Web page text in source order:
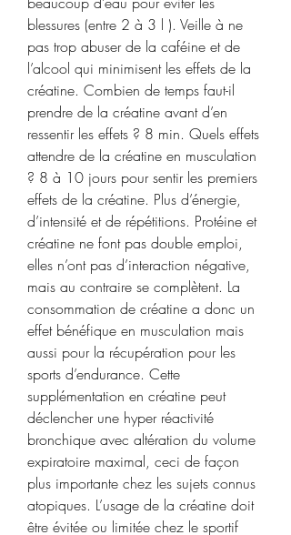
blessures (entre 2 à 3 l ). Veille à ne
pas trop abuser de la caféine et de
l’alcool qui minimisent les effets de la
créatine. Combien de temps faut-il
prendre de la créatine avant d’en
ressentir les effets ? 8 min. Quels effets
attendre de la créatine en musculation
? 8 à 10 jours pour sentir les premiers
effets de la créatine. Plus d’énergie,
d’intensité et de répétitions. Protéine et
créatine ne font pas double emploi,
elles n’ont pas d’interaction négative,
mais au contraire se complètent. La
consommation de créatine a donc un
effet bénéfique en musculation mais
aussi pour la récupération pour les
sports d’endurance. Cette
supplémentation en créatine peut
déclencher une hyper réactivité
bronchique avec altération du volume
expiratoire maximal, ceci de façon
plus importante chez les sujets connus
atopiques. L’usage de la créatine doit
être évitée ou limitée chez le sportif